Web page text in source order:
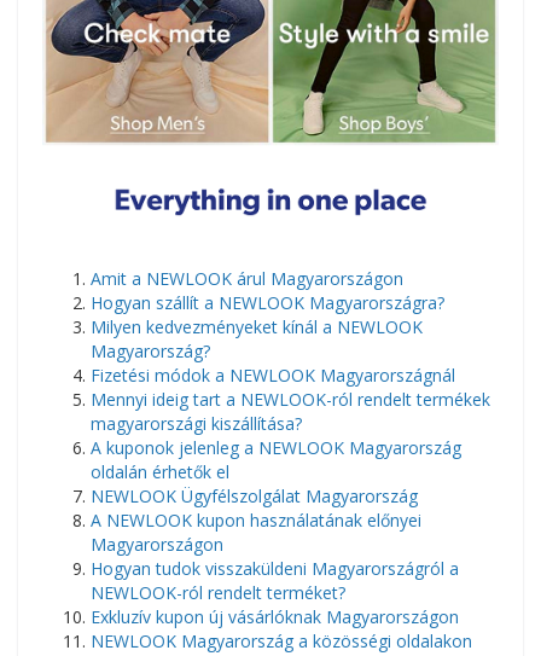
​Amit a NEWLOOK árul Magyarországon
Hogyan szállít a NEWLOOK Magyarországra?
Milyen kedvezményeket kínál a NEWLOOK
Magyarország?
Fizetési módok a NEWLOOK Magyarországnál
Mennyi ideig tart a NEWLOOK-ról rendelt termékek
magyarországi kiszállítása?
A kuponok jelenleg a NEWLOOK Magyarország
oldalán érhetők el
NEWLOOK Ügyfélszolgálat Magyarország
A NEWLOOK kupon használatának előnyei
Magyarországon
Hogyan tudok visszaküldeni Magyarországról a
NEWLOOK-ról rendelt terméket?
Exkluzív kupon új vásárlóknak Magyarországon
NEWLOOK Magyarország a közösségi oldalakon